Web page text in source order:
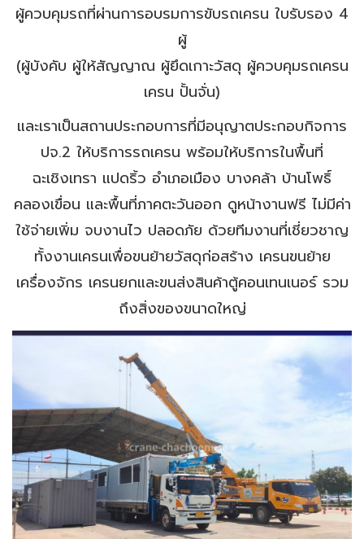
ผู้ควบคุมรถที่ผ่านการอบรมการขับรถเครน ใบรับรอง 4
ผู้
(ผู้บังคับ ผู้ให้สัญญาณ ผู้ยึดเกาะวัสดุ ผู้ควบคุมรถเครน
เครน ปั้นจั่น)
และเราเป็นสถานประกอบการที่มีอนุญาตประกอบกิจการ
ปจ.2 ให้บริการรถเครน พร้อมให้บริการในพื้นที่
ฉะเชิงเทรา แปดริ้ว อำเภอเมือง บางคล้า บ้านโพธิ์
คลองเขื่อน และพื้นที่ภาคตะวันออก ดูหน้างานฟรี ไม่มีค่า
ใช้จ่ายเพิ่ม จบงานไว ปลอดภัย ด้วยทีมงานที่เชี่ยวชาญ
ทั้งงานเครนเพื่อขนย้ายวัสดุก่อสร้าง เครนขนย้าย
เครื่องจักร เครนยกและขนส่งสินค้าตู้คอนเทนเนอร์ รวม
ถึงสิ่งของขนาดใหญ่